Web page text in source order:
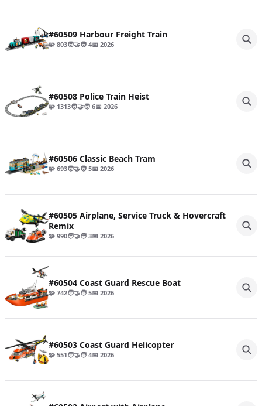
#60509 Harbour Freight Train
🧩 803🧑‍🤝‍🧑 4📅 2026
#60508 Police Train Heist
🧩 1313🧑‍🤝‍🧑 6📅 2026
#60506 Classic Beach Tram
🧩 693🧑‍🤝‍🧑 5📅 2026
#60505 Airplane, Service Truck & Hovercraft
Remix
🧩 990🧑‍🤝‍🧑 3📅 2026
#60504 Coast Guard Rescue Boat
🧩 742🧑‍🤝‍🧑 5📅 2026
#60503 Coast Guard Helicopter
🧩 551🧑‍🤝‍🧑 4📅 2026